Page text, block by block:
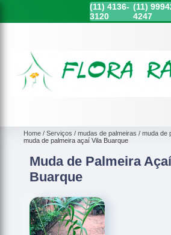
(11) 4136-
3120
(11)
4247
Home Serviços mudas de palmeiras
muda de
muda de palmeira açaí Vila Buarque
Muda de Palmeira
Buarque